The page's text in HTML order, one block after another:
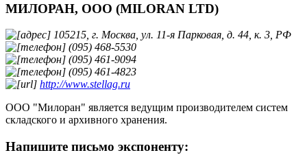
МИЛОРАН, ООО (MILORAN LTD)
105215, г. Москва, ул. 11-я Парковая, д. 44, к. 3, РФ
(095) 468-5530
(095) 461-9094
(095) 461-4823
http://www.stellag.ru
ООО "Милоран" является ведущим производителем систем
складского и архивного хранения.
Напишите письмо экспоненту: